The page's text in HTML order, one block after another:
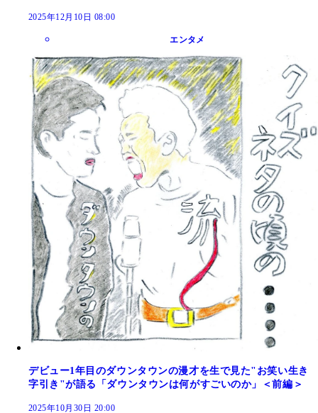
2025年12月10日 08:00
エンタメ
デビュー1年目のダウンタウンの漫才を生で見た"お笑い生き
字引き"が語る「ダウンタウンは何がすごいのか」＜前編＞
2025年10月30日 20:00